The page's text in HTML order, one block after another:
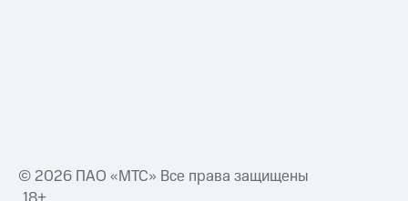
© 2026 ПАО «МТС» Все права защищены